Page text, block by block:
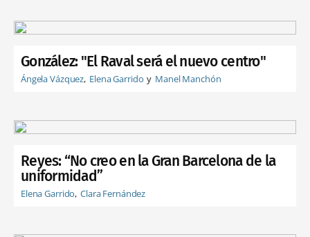
González: "El Raval será el nuevo centro"
Ángela Vázquez Elena Garrido Manel Manchón
Reyes: “No creo en la Gran Barcelona de la
uniformidad”
Elena Garrido Clara Fernández